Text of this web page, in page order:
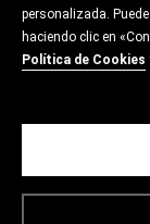
personalizada.
haciendo clic en
Política de Cookies